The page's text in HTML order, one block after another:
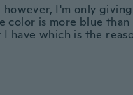
I'm only
color is more blue
have which is the